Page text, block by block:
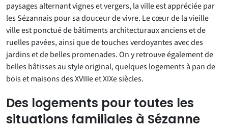
paysages alternant vignes et vergers, la ville est appréciée par
les Sézannais pour sa douceur de vivre. Le cœur de la vieille
ville est ponctué de bâtiments architecturaux anciens et de
ruelles pavées, ainsi que de touches verdoyantes avec des
jardins et de belles promenades. On y retrouve également de
belles bâtisses au style original, quelques logements à pan de
bois et maisons des XVIIIe et XIXe siècles.
Des logements pour toutes les
situations familiales à Sézanne